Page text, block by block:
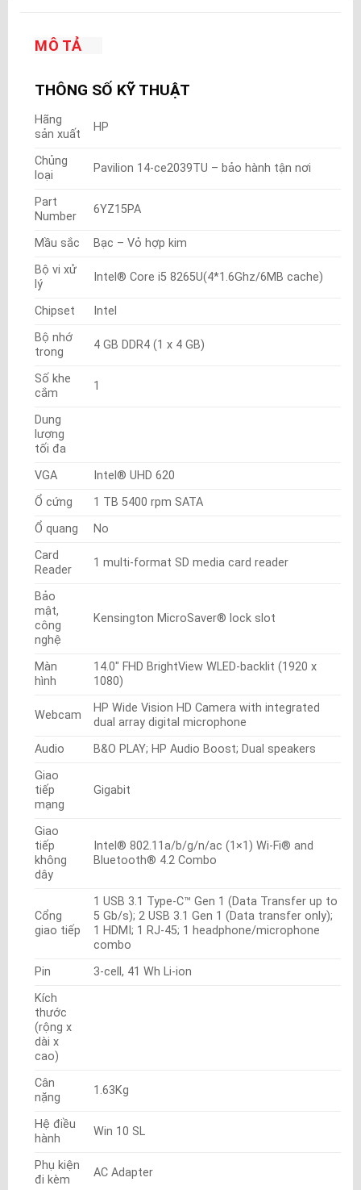
MÔ TẢ
THÔNG SỐ KỸ THUẬT
Hãng
sản xuất
HP
Chủng
loại
Pavilion 14-ce2039TU – bảo hành tận nơi
Part
Number
6YZ15PA
Mầu sắc
Bạc – Vỏ hợp kim
Bộ vi xử
lý
Intel® Core i5 8265U(4*1.6Ghz/6MB cache)
Chipset
Intel
Bộ nhớ
trong
4 GB DDR4 (1 x 4 GB)
Số khe
cắm
1
Dung
lượng
tối đa
VGA
Intel® UHD 620
Ổ cứng
1 TB 5400 rpm SATA
Ổ quang
No
Card
Reader
1 multi-format SD media card reader
Bảo
mật,
công
nghệ
Kensington MicroSaver® lock slot
Màn
hình
14.0″ FHD BrightView WLED-backlit (1920 x
1080)
Webcam
HP Wide Vision HD Camera with integrated
dual array digital microphone
Audio
B&O PLAY; HP Audio Boost; Dual speakers
Giao
tiếp
mạng
Gigabit
Giao
tiếp
không
dây
Intel® 802.11a/b/g/n/ac (1×1) Wi-Fi® and
Bluetooth® 4.2 Combo
Cổng
giao tiếp
1 USB 3.1 Type-C™ Gen 1 (Data Transfer up to
5 Gb/s); 2 USB 3.1 Gen 1 (Data transfer only);
1 HDMI; 1 RJ-45; 1 headphone/microphone
combo
Pin
3-cell, 41 Wh Li-ion
Kích
thước
(rộng x
dài x
cao)
Cân
nặng
1.63Kg
Hệ điều
hành
Win 10 SL
Phụ kiện
đi kèm
AC Adapter